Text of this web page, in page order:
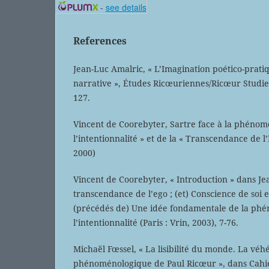
- see details
References
Jean-Luc Amalric, « L’Imagination poético-
narrative », Études Ricœuriennes/Ricœur
127.
Vincent de Coorebyter, Sartre face à la
l’intentionnalité » et de la « Transcendance de
2000)
Vincent de Coorebyter, « Introduction » dans
transcendance de l’ego ; (et) Conscience de soi
(précédés de) Une idée fondamentale de la
l’intentionnalité (Paris : Vrin, 2003), 7-76.
Michaël Fœssel, « La lisibilité du monde. La
phénoménologique de Paul Ricœur », dans